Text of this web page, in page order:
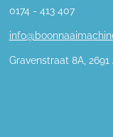
0174 - 413 407
Gravenstraat 8A, 2691